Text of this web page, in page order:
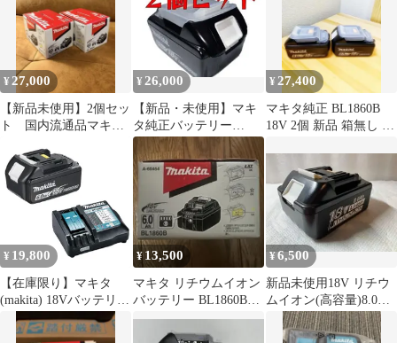
¥ 27,000
【新品未使用】2個セッ
ト 国内流通品マキタ
BL1860B
¥ 26,000
【新品・未使用】マキ
タ純正バッテリー
BL1860B 2個セット
¥ 27,400
マキタ純正 BL1860B
18V 2個 新品 箱無し マ
¥ 19,800
【在庫限り】マキタ
(makita) 18Vバッテリー
＆急速充電器セット
BL1860B(6.0Ah)
¥ 13,500
マキタ リチウムイオン
バッテリー BL1860B
18V 6.0Ah
¥6,500
新品未使用18V リチウ
ムイオン(高容量)8.0Ah
BL1860B-042